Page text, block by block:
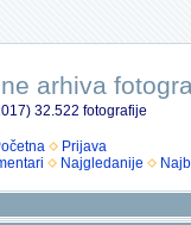
arhiva
32.522 fotografije
Prijava
Najgledanije